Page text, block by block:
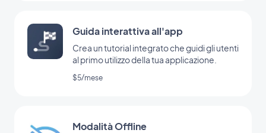
Guida interattiva all'app
Crea un tutorial integrato che guidi gli utenti
al primo utilizzo della tua applicazione.
$5/mese
Modalità Offline